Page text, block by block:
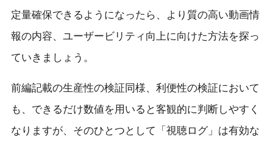
定量確保できるようになったら、より質の高い動画情
報の内容、ユーザービリティ向上に向けた方法を探っ
ていきましょう。
前編記載の生産性の検証同様、利便性の検証において
も、できるだけ数値を用いると客観的に判断しやすく
なりますが、そのひとつとして「視聴ログ」は有効な